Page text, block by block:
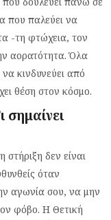
που παλεύει να
-τη φτώχεια, τον
αορατότητα. Όλα
κινδυνεύει από
θέση στον κόσμο.
δεν είναι
όταν
αγωνία σου, να μην
φόβο. Η Θετική